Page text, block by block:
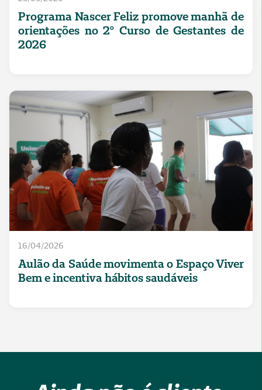
Programa Nascer Feliz promove manhã de
orientações no 2º Curso de Gestantes de
2026
16/04/2026
Aulão da Saúde movimenta o Espaço Viver
Bem e incentiva hábitos saudáveis